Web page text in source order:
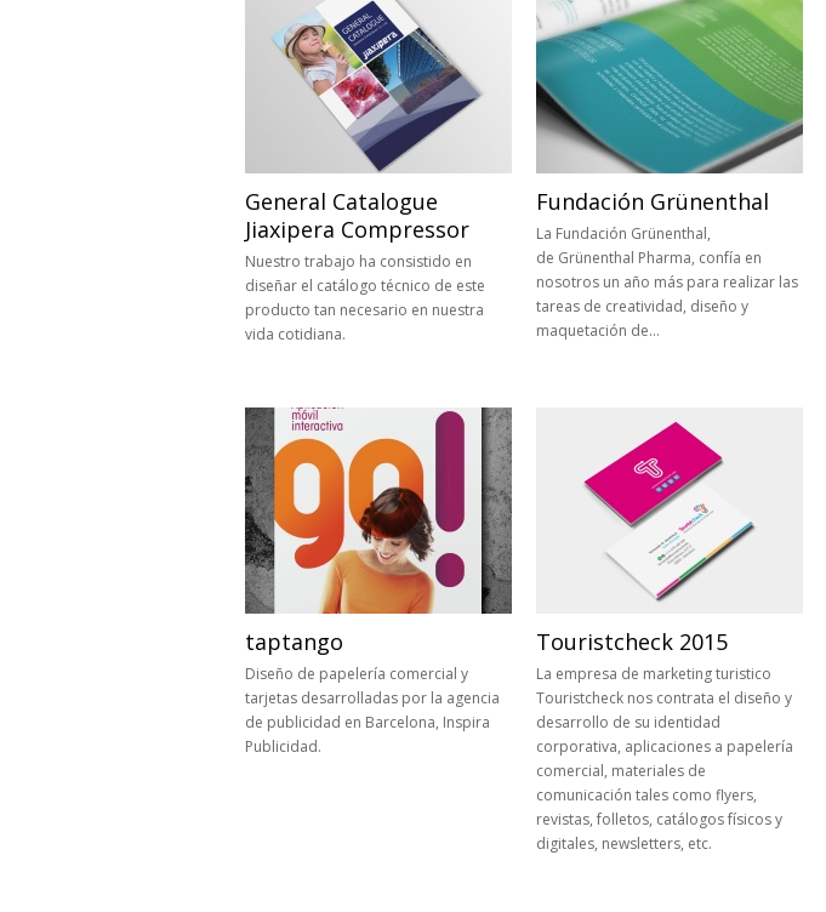
General Catalogue
Jiaxipera Compressor
Nuestro trabajo ha consistido en
diseñar el catálogo técnico de este
producto tan necesario en nuestra
vida cotidiana.
Fundación Grünenthal
La Fundación Grünenthal,
de Grünenthal Pharma, confía en
nosotros un año más para realizar las
tareas de creatividad, diseño y
maquetación de…
taptango
Diseño de papelería comercial y
tarjetas desarrolladas por la agencia
de publicidad en Barcelona, Inspira
Publicidad.
Touristcheck 2015
La empresa de marketing turistico
Touristcheck nos contrata el diseño y
desarrollo de su identidad
corporativa, aplicaciones a papelería
comercial, materiales de
comunicación tales como flyers,
revistas, folletos, catálogos físicos y
digitales, newsletters, etc.